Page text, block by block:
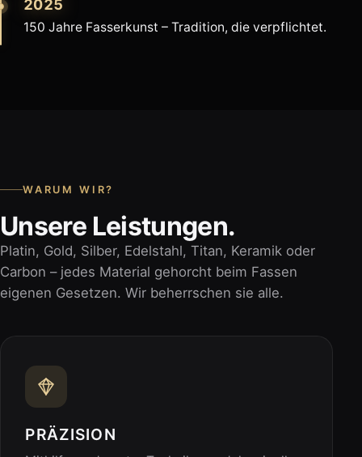
2025
150 Jahre Fasserkunst – Tradition, die verpflichtet.
WARUM WIR?
Unsere Leistungen.
Platin, Gold, Silber, Edelstahl, Titan, Keramik oder
Carbon – jedes Material gehorcht beim Fassen
eigenen Gesetzen. Wir beherrschen sie alle.
PRÄZISION